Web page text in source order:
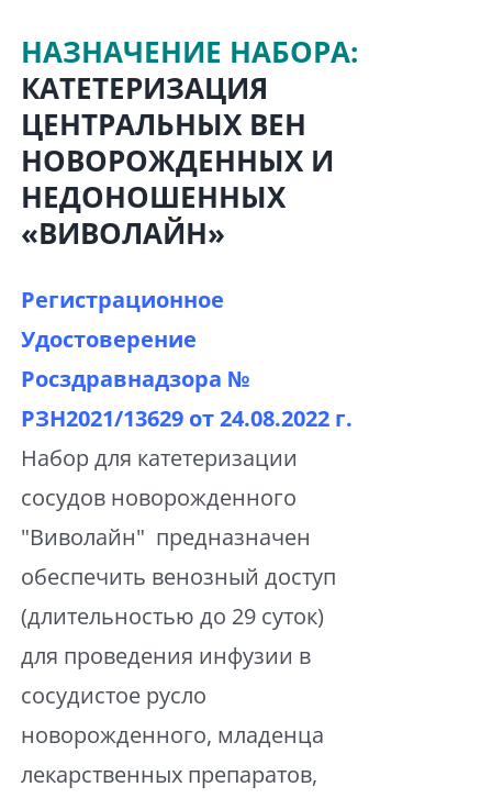
НАЗНАЧЕНИЕ НАБОРА:
КАТЕТЕРИЗАЦИЯ
ЦЕНТРАЛЬНЫХ ВЕН
НОВОРОЖДЕННЫХ И
НЕДОНОШЕННЫХ
«ВИВОЛАЙН»
Регистрационное
Удостоверение
Росздравнадзора №
РЗН2021/13629 от24.08.2022 г.
Набор для катетеризации
сосудов новорожденного
"Виволайн" предназначен
обеспечить венозный доступ
(длительностью до 29 суток)
для проведения инфузии в
сосудистое русло
новорожденного, младенца
лекарственных препаратов,